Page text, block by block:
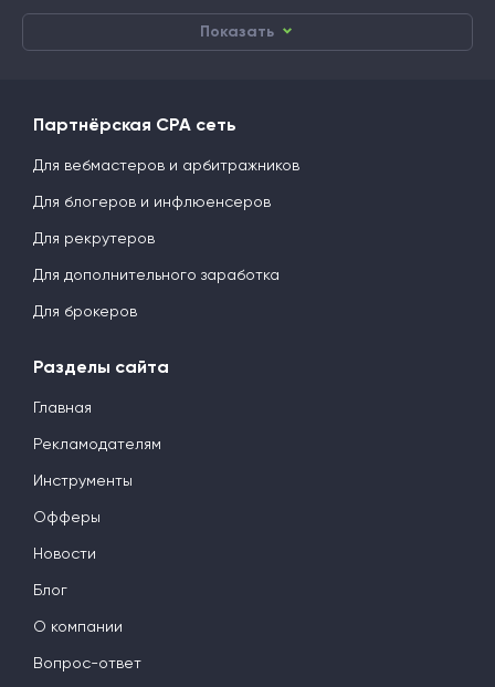
Показать
Партнёрская CPA сеть
Для вебмастеров и арбитражников
Для блогеров и инфлюенсеров
Для рекрутеров
Для дополнительного заработка
Для брокеров
Разделы сайта
Главная
Рекламодателям
Инструменты
Офферы
Новости
Блог
О компании
Вопрос-ответ